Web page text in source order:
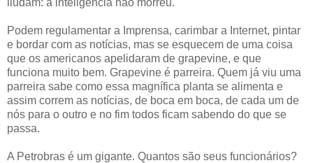
Podem regulamentar a Imprensa, carimbar a Internet, pintar
e bordar com as notícias, mas se esquecem de uma coisa
que os americanos apelidaram de grapevine, e que
funciona muito bem. Grapevine é parreira. Quem já viu uma
parreira sabe como essa magnífica planta se alimenta e
assim correm as notícias, de boca em boca, de cada um de
nós para o outro e no fim todos ficam sabendo do que se
passa.
A Petrobras é um gigante. Quantos são seus funcionários?